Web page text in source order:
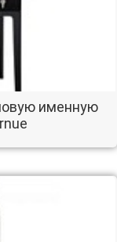
именную